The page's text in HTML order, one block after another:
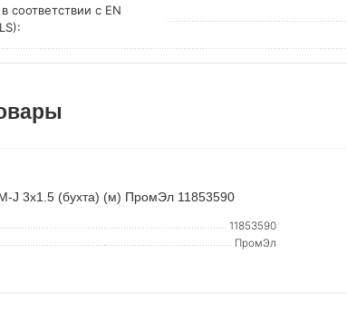
соответствии с EN
J 3х1.5 (бухта) (м) ПромЭл 11853590
11853590
ПромЭл